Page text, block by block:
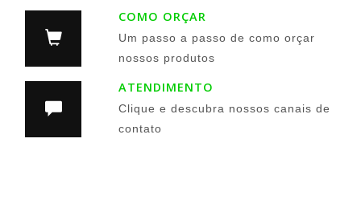
COMO ORÇAR
Um passo a passo de como orçar
nossos produtos
ATENDIMENTO
Clique e descubra nossos canais de
contato